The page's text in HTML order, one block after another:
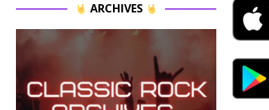
ARCHIVES